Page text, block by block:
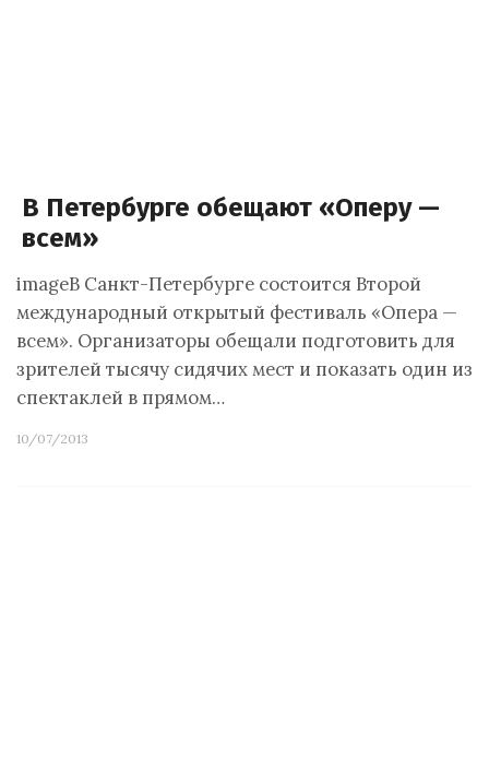
В Петербурге обещают «Оперу —
всем»
imageВ Санкт-Петербурге состоится Второй
международный открытый фестиваль «Опера —
всем». Организаторы обещали подготовить для
зрителей тысячу сидячих мест и показать один из
спектаклей в прямом…
10/07/2013